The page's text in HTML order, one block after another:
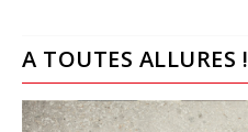
A TOUTES ALLURES !